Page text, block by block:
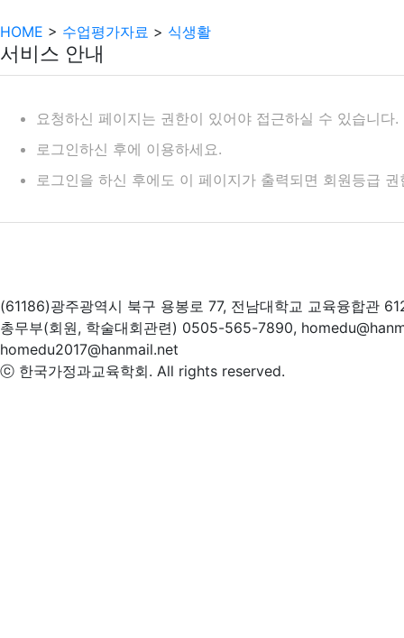
HOME > 수업평가자료 > 식생활
서비스 안내
요청하신 페이지는 권한이 있어야 접근하실 수 있습니다.
로그인하신 후에 이용하세요.
로그인을 하신 후에도 이 페이지가 출력되면 회원등급
(61186)광주광역시 북구 용봉로 77, 전남대학교 교육융합관
총무부(회원, 학술대회관련) 0505-565-7890,
homedu2017@hanmail.net
ⓒ 한국가정과교육학회. All rights reserved.